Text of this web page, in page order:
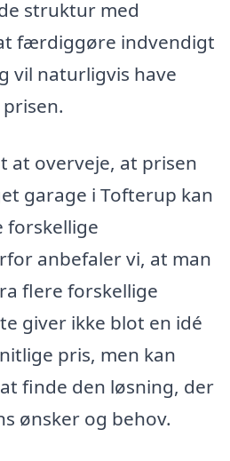
struktur med
færdiggøre indvendigt
vil naturligvis have
at overveje, at prisen
garage i Tofterup kan
forskellige
anbefaler vi, at man
flere forskellige
giver ikke blot en idé
pris, men kan
finde den løsning, der
ønsker og behov.